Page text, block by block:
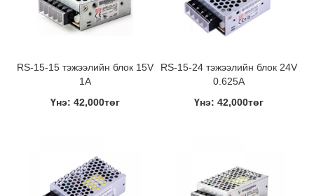
RS-15-15 тэжээлийн блок 15V
1A
Үнэ: 42,000төг
RS-15-24 тэжээлийн блок 24V
0.625A
Үнэ: 42,000төг